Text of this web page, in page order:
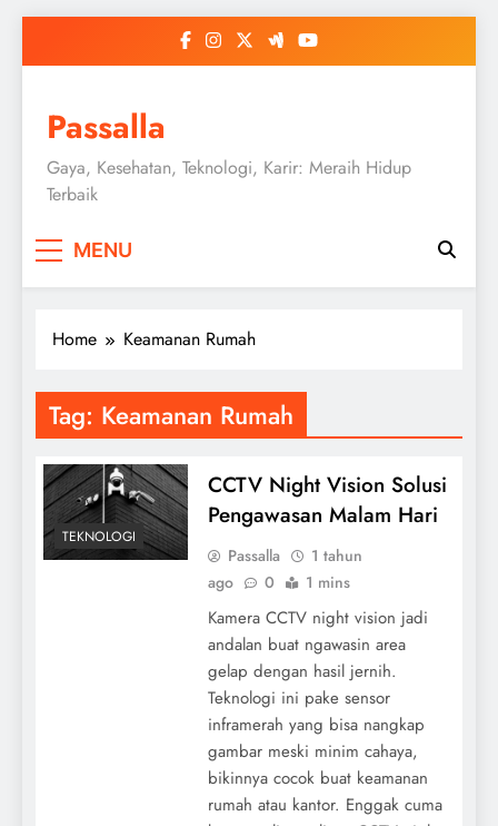
Passalla
Gaya, Kesehatan, Teknologi, Karir: Meraih Hidup
Terbaik
MENU
Home Keamanan Rumah
Tag: Keamanan Rumah
TEKNOLOGI
CCTV Night Vision Solusi
Pengawasan Malam Hari
Passalla
1 tahun
ago
0 1 mins
Kamera CCTV night vision jadi
andalan buat ngawasin area
gelap dengan hasil jernih.
Teknologi ini pake sensor
inframerah yang bisa nangkap
gambar meski minim cahaya,
bikinnya cocok buat keamanan
rumah atau kantor. Enggak cuma